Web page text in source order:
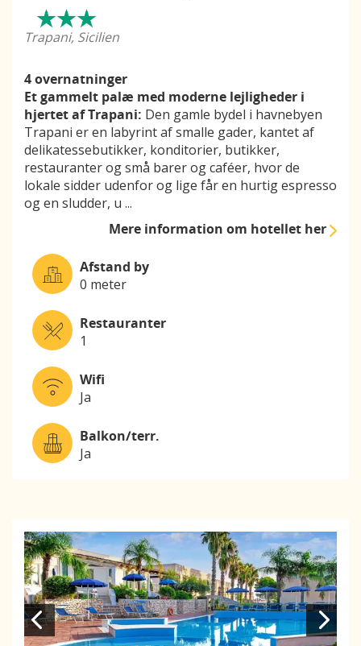
Trapani, Sicilien
4 overnatninger
Et gammelt palæ med moderne lejligheder i
hjertet af Trapani: Den gamle bydel i havnebyen
Trapani er en labyrint af smalle gader, kantet af
delikatessebutikker, konditorier, butikker,
restauranter og små barer og caféer, hvor de
lokale sidder udenfor og lige får en hurtig espresso
og en sludder, u ...
Mere informationom hotellet her
Afstand by
0 meter
Restauranter
1
Wifi
Ja
Balkon/terr.
Ja